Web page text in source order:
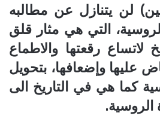
لن يتنازل عن مطالبه
التي هي مثار قلق
لاتساع رقعتها والاطماع
عليها وإضعافها، بتحويل
كما هي في التاريخ الى